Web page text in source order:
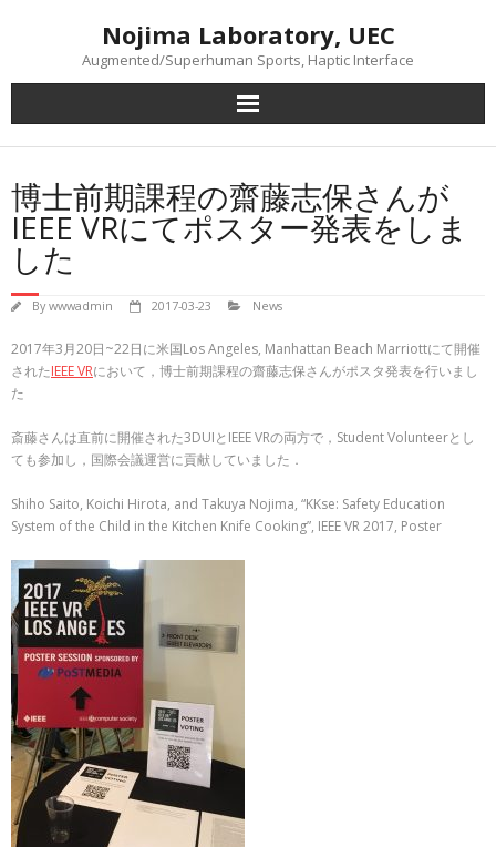
Nojima Laboratory, UEC
Augmented/Superhuman Sports, Haptic Interface
博士前期課程の齋藤志保さんが
IEEE VRにてポスター発表をしま
した
Bywwwadmin 2017-03-23 News
2017年3月20日~22日に米国Los Angeles, Manhattan Beach Marriottにて開催
されたIEEE VRにおいて，博士前期課程の齋藤志保さんがポスタ発表を行いまし
た
斎藤さんは直前に開催された3DUIとIEEE VRの両方で，Student Volunteerとし
ても参加し，国際会議運営に貢献していました．
Shiho Saito, Koichi Hirota, and Takuya Nojima, “KKse: Safety Education
System of the Child in the Kitchen Knife Cooking”, IEEE VR 2017, Poster